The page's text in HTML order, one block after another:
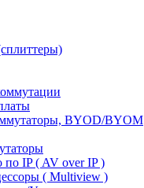
BYOD/BYOM
по IP ( AV over IP )
( Multiview )